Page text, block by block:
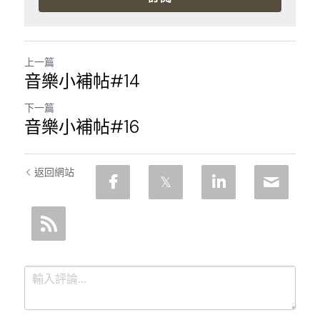
上一篇
音樂小補帖#14
下一篇
音樂小補帖#16
返回網站